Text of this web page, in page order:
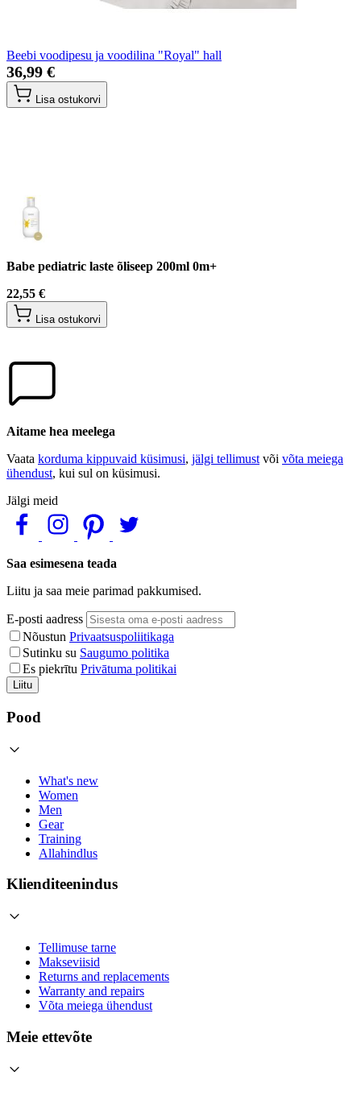
Beebi voodipesu ja voodilina "Royal" hall
36,99 €
Lisa ostukorvi
Babe pediatric laste õliseep 200ml 0m+
22,55 €
Lisa ostukorvi
Aitame hea meelega
Vaata korduma kippuvaid küsimusi, jälgi tellimust või võta meiega
ühendust, kui sul on küsimusi.
Jälgi meid
Saa esimesena teada
Liitu ja saa meie parimad pakkumised.
E-posti aadress
Nõustun Privaatsuspoliitikaga
Sutinku su Saugumo politika
Es piekrītu Privātuma politikai
Liitu
Pood
What's new
Women
Men
Gear
Training
Allahindlus
Klienditeenindus
Tellimuse tarne
Makseviisid
Returns and replacements
Warranty and repairs
Võta meiega ühendust
Meie ettevõte